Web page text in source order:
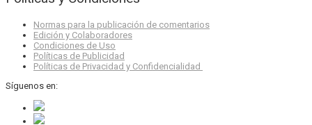
Normas para la publicación de comentarios
Edición y Colaboradores
Condiciones de Uso
Políticas de Publicidad
Políticas de Privacidad y Confidencialidad
Síguenos en: